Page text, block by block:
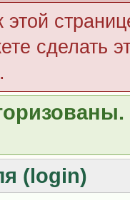
этой
сделать
(login)